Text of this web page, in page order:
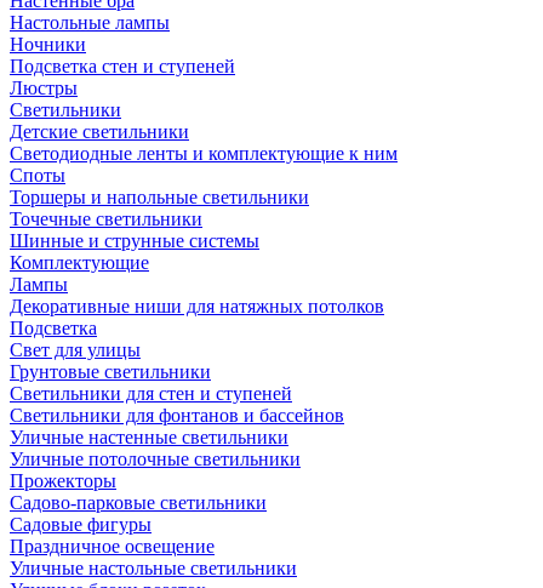
Настольные лампы
Ночники
Подсветка стен и ступеней
Люстры
Светильники
Детские светильники
Светодиодные ленты и комплектующие к ним
Споты
Торшеры и напольные светильники
Точечные светильники
Шинные и струнные системы
Комплектующие
Лампы
Декоративные ниши для натяжных потолков
Подсветка
Свет для улицы
Грунтовые светильники
Светильники для стен и ступеней
Светильники для фонтанов и бассейнов
Уличные настенные светильники
Уличные потолочные светильники
Прожекторы
Садово-парковые светильники
Садовые фигуры
Праздничное освещение
Уличные настольные светильники